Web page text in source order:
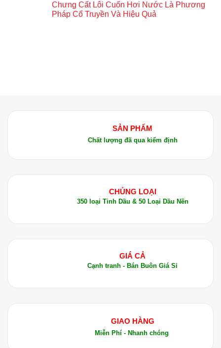
Chưng Cất Lôi Cuốn Hơi Nước Là Phương
Pháp Cổ Truyền Và Hiệu Quả
SẢN PHẨM
Chất lượng đã qua kiểm định
CHỦNG LOẠI
350 loại Tinh Dầu & 50 Loại Dầu Nền
GIÁ CẢ
Cạnh tranh - Bán Buôn Giá Sỉ
GIAO HÀNG
Miễn Phí - Nhanh chóng